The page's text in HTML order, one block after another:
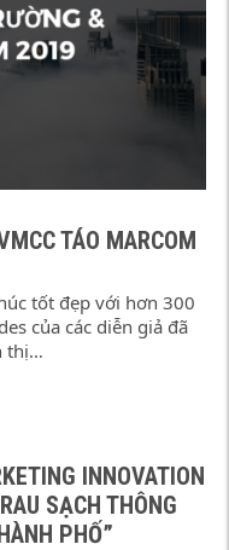
TÁO MARCOM
tốt đẹp với hơn 300
của các diễn giả đã
thị…
INNOVATION
SẠCH THÔNG
PHỐ”